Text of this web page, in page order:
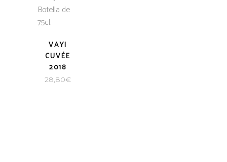
VAYI
CUVÉE
2018
28,80€